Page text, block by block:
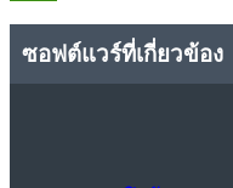
ซอฟต์แวร์ที่เกี่ยวข้อง